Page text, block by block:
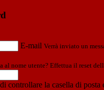
E-mail Verrà inviato un
al nome utente? Effettua il reset
controllare la casella di posta